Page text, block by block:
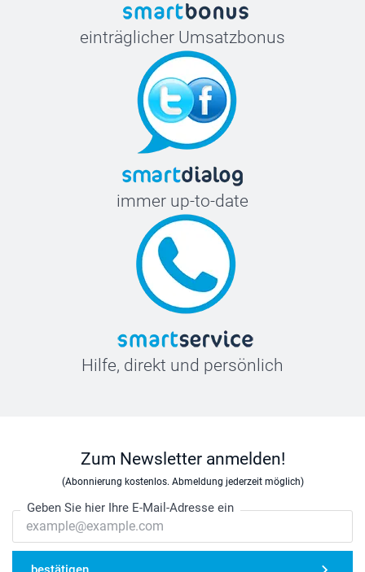
einträglicher Umsatzbonus
immer up-to-date
Hilfe, direkt und persönlich
Zum Newsletter anmelden!
(Abonnierung kostenlos. Abmeldung jederzeit möglich)
Geben Sie hier Ihre E-Mail-Adresse ein